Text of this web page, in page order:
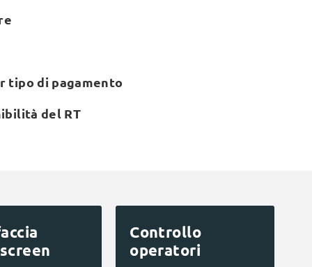
tipo di pagamento
del RT
Controllo
operatori